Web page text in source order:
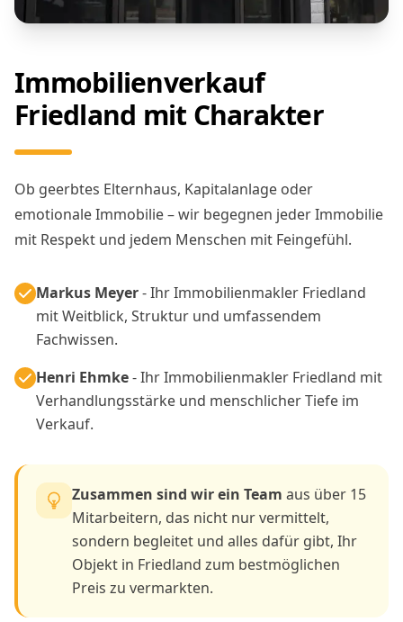
Immobilienverkauf
Friedland mit Charakter
Ob geerbtes Elternhaus, Kapitalanlage oder
emotionale Immobilie – wir begegnen jeder Immobilie
mit Respekt und jedem Menschen mit Feingefühl.
Markus Meyer- Ihr Immobilienmakler Friedland
mit Weitblick, Struktur und umfassendem
Fachwissen.
Henri Ehmke- Ihr Immobilienmakler Friedland mit
Verhandlungsstärke und menschlicher Tiefe im
Verkauf.
Zusammen sind wir ein Team aus über 15
Mitarbeitern, das nicht nur vermittelt,
sondern begleitet und alles dafür gibt, Ihr
Objekt in Friedland zum bestmöglichen
Preis zu vermarkten.